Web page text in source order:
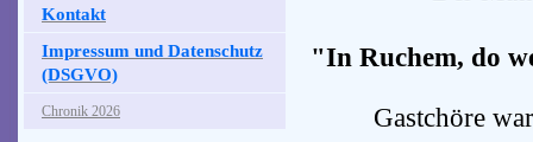
Kontakt
Impressum und Datenschutz
(DSGVO)
Chronik 2026
"In Ruchem, do
Gastchöre